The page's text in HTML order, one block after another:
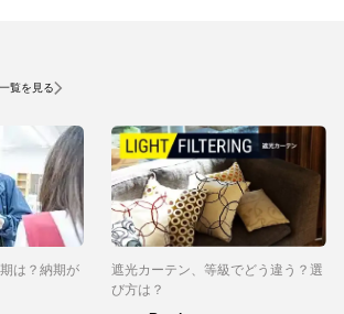
一覧を見る
は？納期が
遮光カーテン、等級でどう違う？選
び方は？